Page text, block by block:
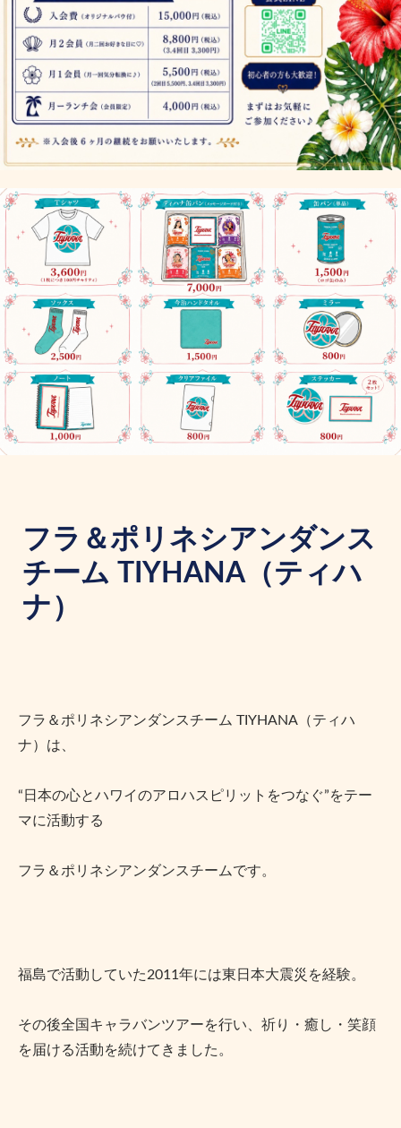
フラ＆ポリネシアンダンス
チーム TIYHANA（ティハ
ナ）
フラ＆ポリネシアンダンスチーム TIYHANA（ティハ
ナ）は、
“日本の心とハワイのアロハスピリットをつなぐ”をテー
マに活動する
フラ＆ポリネシアンダンスチームです。
福島で活動していた2011年には東日本大震災を経験。
その後全国キャラバンツアーを行い、祈り・癒し・笑顔
を届ける活動を続けてきました。